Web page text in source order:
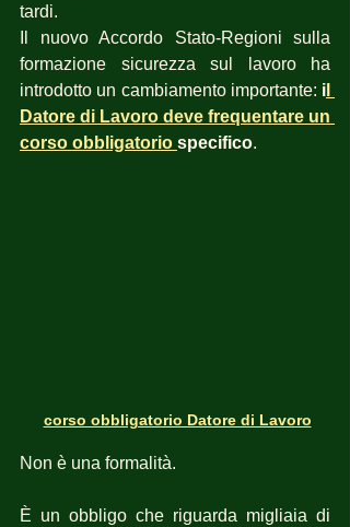
tardi.
Il nuovo Accordo Stato-Regioni sulla
formazione sicurezza sul lavoro ha
introdotto un cambiamento importante: i
Datore di Lavoro deve frequentare un
corso obbligatorio specifico.
corso obbligatorio Datore di Lavoro
Non è una formalità.
È un obbligo che riguarda migliaia di